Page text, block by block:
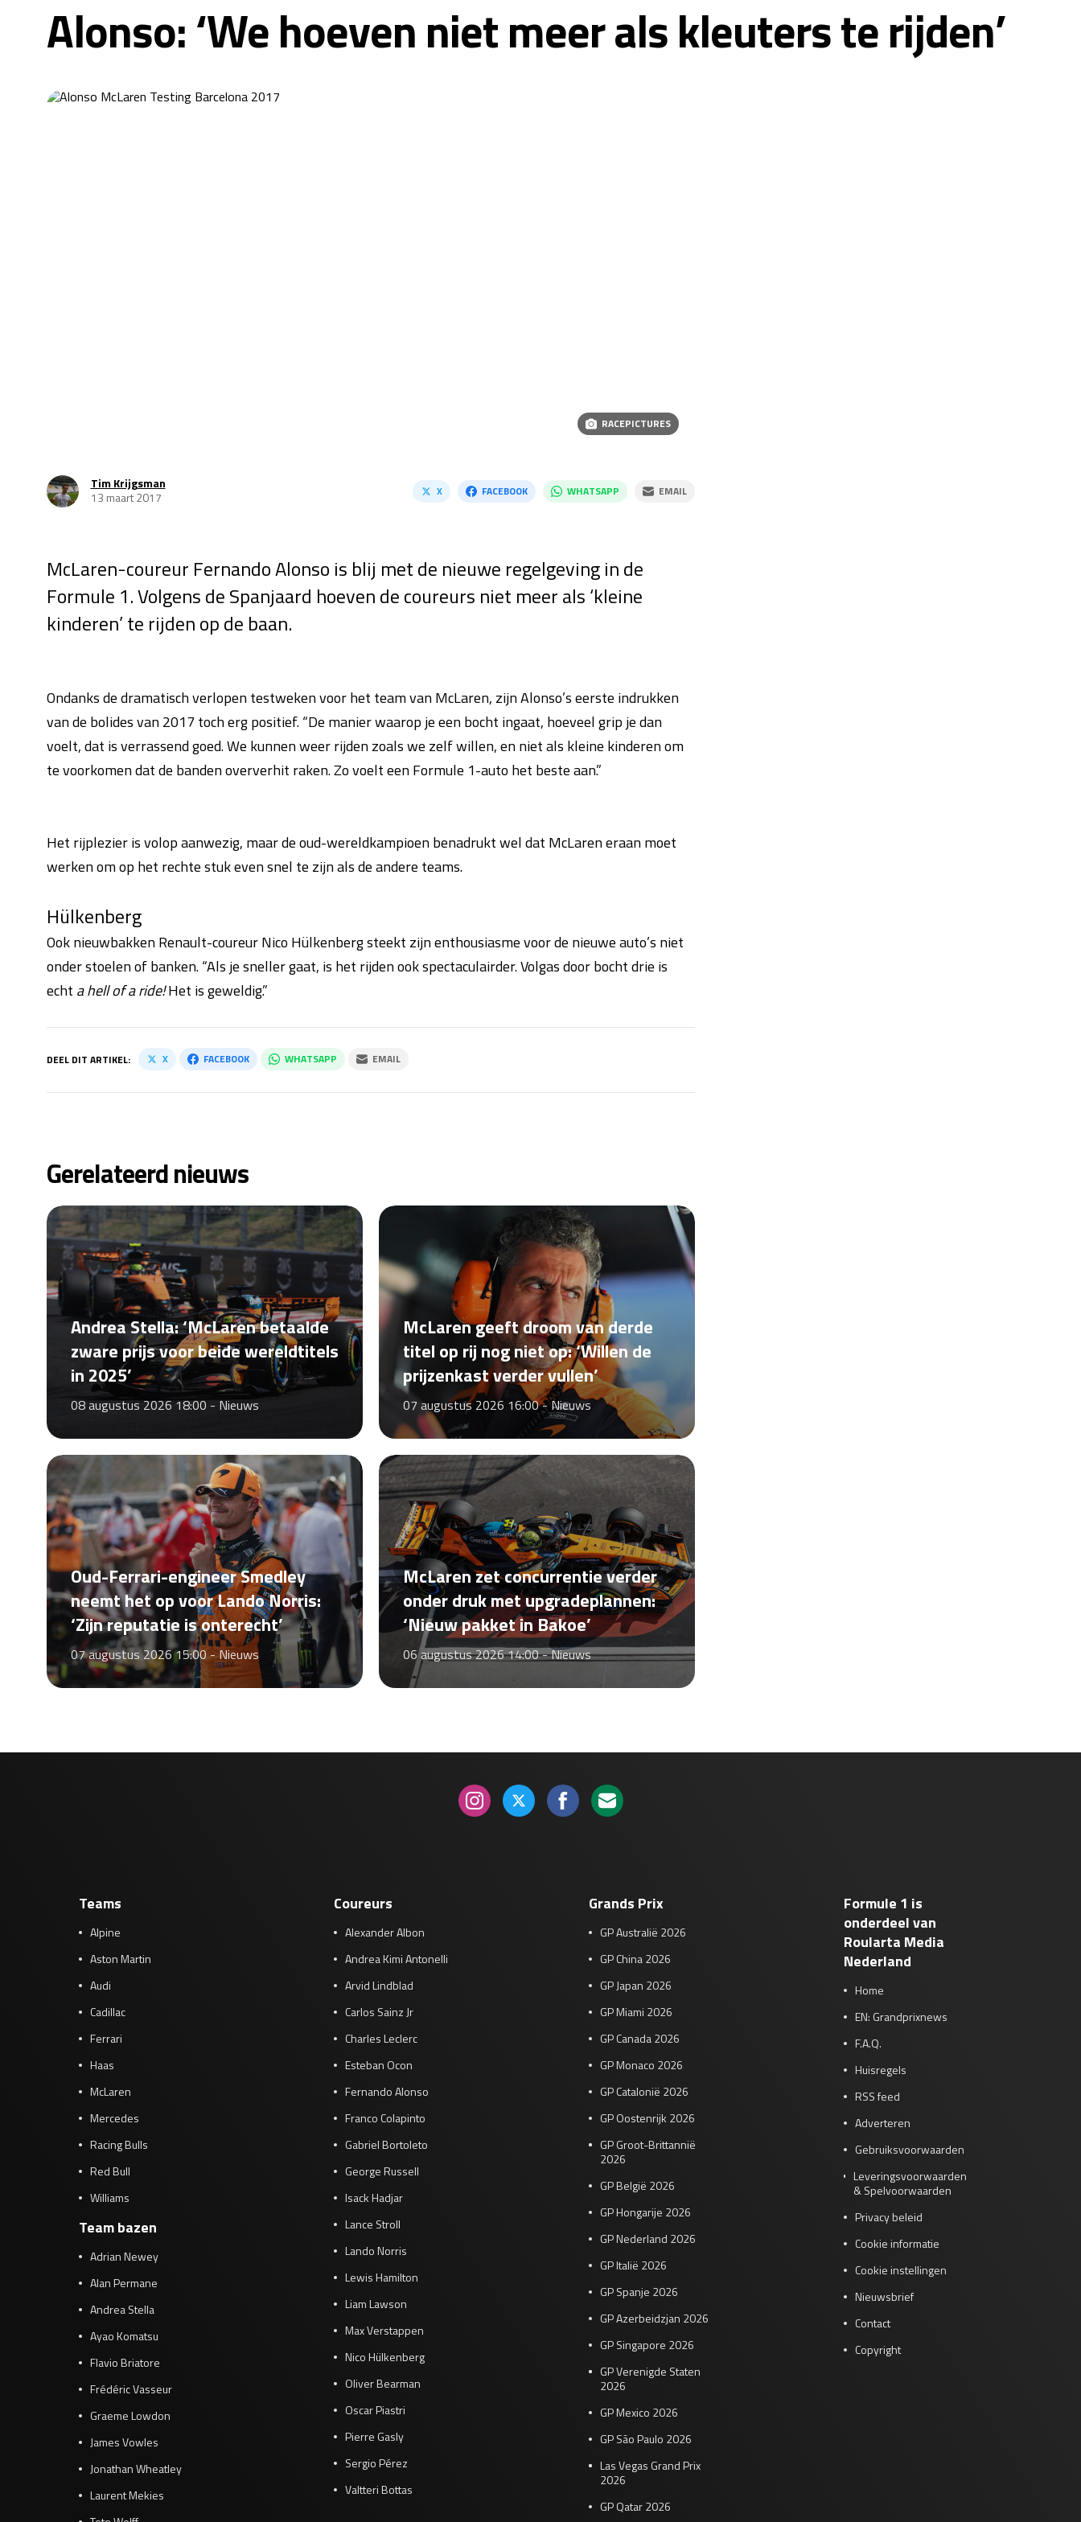
Alonso: ‘We hoeven niet meer als kleuters te rijden’
RACEPICTURES
Tim Krijgsman
13 maart 2017
X FACEBOOK WHATSAPP EMAIL
McLaren-coureur Fernando Alonso is blij met de nieuwe regelgeving in de
Formule 1. Volgens de Spanjaard hoeven de coureurs niet meer als ‘kleine
kinderen’ te rijden op de baan.
Ondanks de dramatisch verlopen testweken voor het team van McLaren, zijn Alonso’s eerste indrukken
van de bolides van 2017 toch erg positief. “De manier waarop je een bocht ingaat, hoeveel grip je dan
voelt, dat is verrassend goed. We kunnen weer rijden zoals we zelf willen, en niet als kleine kinderen om
te voorkomen dat de banden oververhit raken. Zo voelt een Formule 1-auto het beste aan.”
Het rijplezier is volop aanwezig, maar de oud-wereldkampioen benadrukt wel dat McLaren eraan moet
werken om op het rechte stuk even snel te zijn als de andere teams.
Hülkenberg
Ook nieuwbakken Renault-coureur Nico Hülkenberg steekt zijn enthousiasme voor de nieuwe auto’s niet
onder stoelen of banken. “Als je sneller gaat, is het rijden ook spectaculairder. Volgas door bocht drie is
echt a hell of a ride!Het is geweldig.”
DEEL DIT ARTIKEL: X FACEBOOK WHATSAPP EMAIL
Gerelateerd nieuws
Andrea Stella: ‘McLaren betaalde
zware prijs voor beide wereldtitels
in 2025’
08 augustus 2026 18:00 -Nieuws
McLaren geeft droom van derde
titel op rij nog niet op: ‘Willen de
prijzenkast verder vullen’
07 augustus 2026 16:00 -Nieuws
Oud-Ferrari-engineer Smedley
neemt het op voor Lando Norris:
‘Zijn reputatie is onterecht’
07 augustus 2026 15:00 -Nieuws
McLaren zet concurrentie verder
onder druk met upgradeplannen:
‘Nieuw pakket in Bakoe’
06 augustus 2026 14:00 -Nieuws
Teams
Alpine
Aston Martin
Audi
Cadillac
Ferrari
Haas
McLaren
Mercedes
Racing Bulls
Red Bull
Williams
Team bazen
Adrian Newey
Alan Permane
Andrea Stella
Ayao Komatsu
Flavio Briatore
Frédéric Vasseur
Graeme Lowdon
James Vowles
Jonathan Wheatley
Laurent Mekies
Coureurs
Alexander Albon
Andrea Kimi Antonelli
Arvid Lindblad
Carlos Sainz Jr
Charles Leclerc
Esteban Ocon
Fernando Alonso
Franco Colapinto
Gabriel Bortoleto
George Russell
Isack Hadjar
Lance Stroll
Lando Norris
Lewis Hamilton
Liam Lawson
Max Verstappen
Nico Hülkenberg
Oliver Bearman
Oscar Piastri
Pierre Gasly
Sergio Pérez
Valtteri Bottas
Grands Prix
GP Australië 2026
GP China 2026
GP Japan 2026
GP Miami 2026
GP Canada 2026
GP Monaco 2026
GP Catalonië 2026
GP Oostenrijk 2026
GP Groot-Brittannië
2026
GP België 2026
GP Hongarije 2026
GP Nederland 2026
GP Italië 2026
GP Spanje 2026
GP Azerbeidzjan 2026
GP Singapore 2026
GP Verenigde Staten
2026
GP Mexico 2026
GP São Paulo 2026
Las Vegas Grand Prix
2026
GP Qatar 2026
Formule 1 is
onderdeel van
Roularta Media
Nederland
Home
EN: Grandprixnews
F.A.Q.
Huisregels
RSS feed
Adverteren
Gebruiksvoorwaarden
Leveringsvoorwaarden
& Spelvoorwaarden
Privacy beleid
Cookie informatie
Cookie instellingen
Nieuwsbrief
Contact
Copyright